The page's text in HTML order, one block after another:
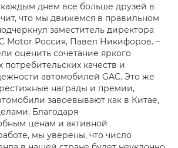
каждым днем все больше друзей в
что мы движемся в правильном
заместитель директора
Motor Россия, Павел Никифоров. –
оценить сочетание яркого
потребительских качеств и
автомобилей GAC. Это же
награды и премии,
завоевывают как в Китае,
Благодаря
ценам и активной
мы уверены, что число